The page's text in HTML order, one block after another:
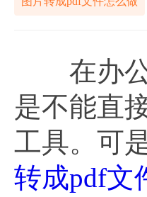
在办公
是不能直
工具。可
转成pdf文